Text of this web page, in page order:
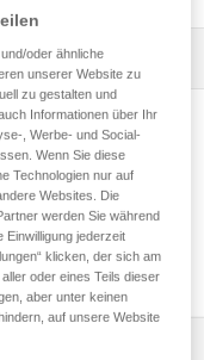
Filter
oder ähnliche
unserer Website zu
zu gestalten und
Informationen über Ihr
, Werbe- und Social-
Wenn Sie diese
Technologien nur auf
Websites. Die
werden Sie während
Einwilligung jederzeit
klicken, der sich am
oder eines Teils dieser
aber unter keinen
auf unsere Website